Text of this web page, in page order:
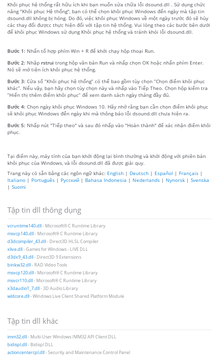
Khôi phục hệ thống rất hữu ích khi bạn muốn sửa chữa lỗi dsound.dll . Sử dụng chức
năng "Khôi phục Hệ thống", bạn có thể chọn khôi phục Windows đến ngày mà tập tin
dsound.dll không bị hỏng. Do đó, việc khôi phục Windows về một ngày trước đó sẽ hủy
các thay đổi đượcc thực hiện đối với tập tin hệ thống. Vui lòng theo các bước bên dưới
để khôi phục Windows sử dụng Khôi phục hệ thống và tránh khỏi lỗi dsound.dll.
Bước 1: Nhấn tổ hợp phím Win + R để khởi chạy hộp thoại Run.
Bước 2: Nhập rstrui trong hộp văn bản Run và nhấp chọn OK hoặc nhấn phím Enter.
Nó sẽ mở tiện ích khôi phục hệ thống.
Bước 3: Cửa sổ “Khôi phục hệ thống” có thể bao gồm tùy chọn “Chọn điểm khôi phục
khác”. Nếu vậy, bạn hãy chọn tùy chọn này và nhấp vào Tiếp Theo. Chọn hộp kiểm tra
“Hiển thị thêm điểm khôi phục” để xem danh sách ngày tháng đầy đủ.
Bước 4: Chọn ngày khôi phục Windows 10. Hãy nhớ rằng bạn cần chọn điểm khôi phục
sẽ khôi phục Windows đến ngày khi mà thông báo lỗi dsound.dll chưa hiện ra.
Bước 5: Nhấp nút "Tiếp theo" và sau đó nhấp vào "Hoàn thành" để xác nhận điểm khôi
phục.
Tại điểm này, máy tính của bạn khởi động lại bình thường và khởi động với phiên bản
khôi phục của Windows, và lỗi dsound.dll đã được giải quy.
Trang này có sẵn bằng các ngôn ngữ khác: English | Deutsch | Español | Français |
Italiano | Português | Русский | Bahasa Indonesia | Nederlands | Nynorsk | Svenska
| Suomi
Tập tin dll thông dụng
vcruntime140.dll- Microsoft® C Runtime Library
msvcp140.dll- Microsoft® C Runtime Library
d3dcompiler_43.dll- Direct3D HLSL Compiler
xlive.dll- Games for Windows - LIVE DLL
d3dx9_43.dll- Direct3D 9 Extensions
binkw32.dll- RAD Video Tools
msvcp120.dll- Microsoft® C Runtime Library
msvcr110.dll- Microsoft® C Runtime Library
x3daudio1_7.dll- 3D Audio Library
wldcore.dll- Windows Live Client Shared Platform Module
Tập tin dll khác
imm32.dll- Multi-User Windows IMM32 API Client DLL
bidispl.dll- Bidispl DLL
actioncentercpl.dll- Security and Maintenance Control Panel